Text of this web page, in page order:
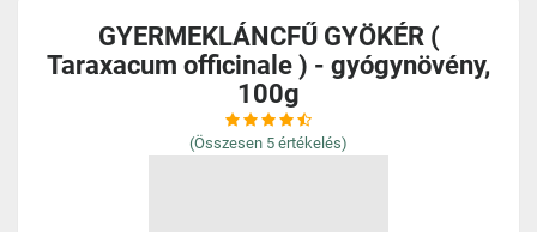
GYERMEKLÁNCFŰ GYÖKÉR (
Taraxacum officinale ) - gyógynövény,
100g
(Összesen 5 értékelés)